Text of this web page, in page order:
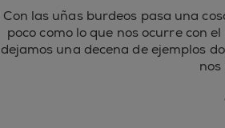
Con las uñas burdeos pasa una
poco como lo que nos ocurre con
dejamos una decena de ejemplos
nos